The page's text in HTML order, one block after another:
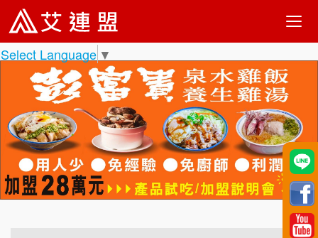
Select Language ▼